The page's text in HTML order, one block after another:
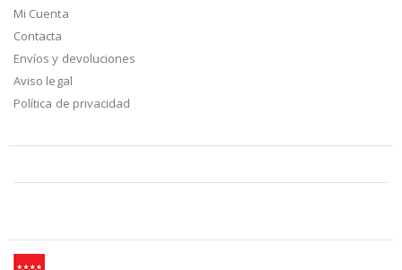
Mi Cuenta
Contacta
Envíos y devoluciones
Aviso legal
Política de privacidad